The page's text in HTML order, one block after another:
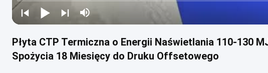
Płyta CTP Termiczna o Energii Naświetlania 110-130
Spożycia 18 Miesięcy do Druku Offsetowego